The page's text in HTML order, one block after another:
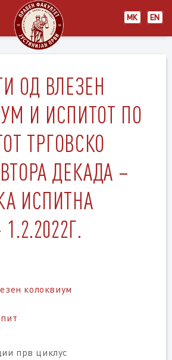
МК EN
ОД ВЛЕЗЕН
И ИСПИТОТ ПО
ТРГОВСКО
ДЕКАДА –
ИСПИТНА
колоквиум
прв циклус